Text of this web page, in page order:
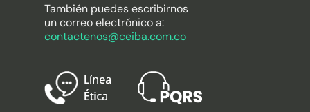
También puedes escribirnos
un correo electrónico a:
contactenos@ceiba.com.co